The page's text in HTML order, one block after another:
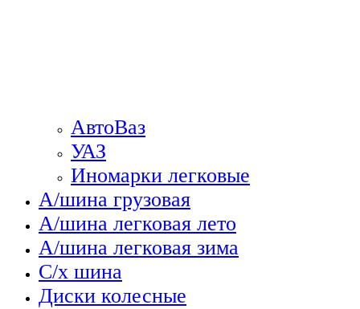
АвтоВаз
УАЗ
Иномарки легковые
А/шина грузовая
А/шина легковая лето
А/шина легковая зима
С/х шина
Диски колесные